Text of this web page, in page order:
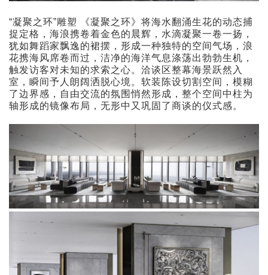
“凝聚之环”雕塑 《凝聚之环》将海水翻涌生花的动态捕
捉定格，海浪携卷着金色的晨辉，水滴凝聚一卷一扬，
犹如舞蹈家飘逸的裙摆，形成一种独特的空间气场，浪
花携海风席卷而过，洁净的海洋气息涤荡出勃勃生机，
触发访客对未知的求索之心。洽谈区整幕海景跃然入
室，瞬间予人朗阔洒脱心境。软装陈设切割空间，模糊
了边界感，自由交流的氛围悄然形成，整个空间中柱为
轴形成的镜像布局，无形中又巩固了商谈的仪式感。